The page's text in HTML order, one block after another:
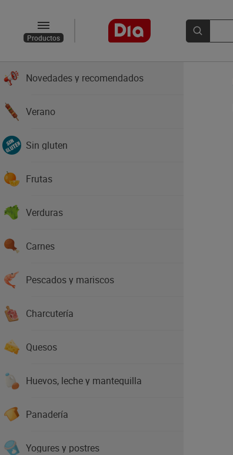
Productos
Novedades y recomendados
Verano
Sin gluten
Frutas
Verduras
Carnes
Pescados y mariscos
Charcutería
Quesos
Huevos, leche y mantequilla
Panadería
Yogures y postres